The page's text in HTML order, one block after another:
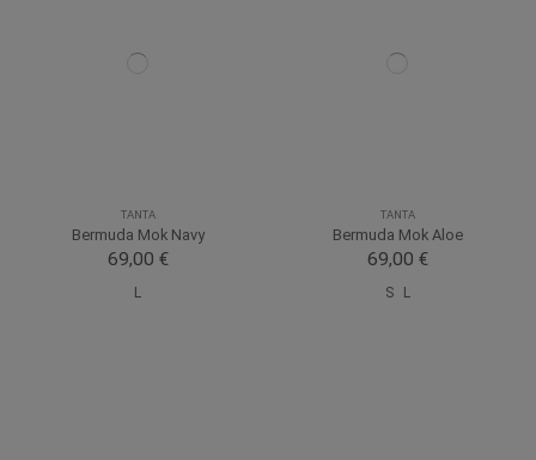
TANTA
Bermuda Mok Navy
69,00 €
L
TANTA
Bermuda Mok Aloe
69,00 €
S L